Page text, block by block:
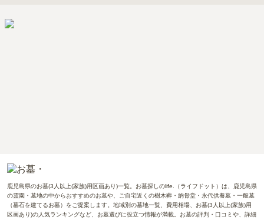
鹿児島県のお墓(3人以上(家族)用区画あり)一覧。お墓探しのlife.（ライフドット）は、鹿児島県
の霊園・墓地の中からおすすめのお墓や、ご自宅近くの樹木葬・納骨堂・永代供養墓・一般墓
（墓石を建てるお墓）をご提案します。地域別の墓地一覧、費用相場、お墓(3人以上(家族)用
区画あり)の人気ランキングなど、お墓選びに役立つ情報が満載。お墓の評判・口コミや、詳細